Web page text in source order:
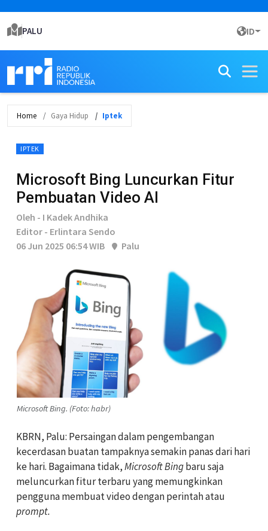
PALU ID
Home Gaya Hidup Iptek
IPTEK
Microsoft Bing Luncurkan Fitur
Pembuatan Video AI
Oleh - I Kadek Andhika
Editor - Erlintara Sendo
06 Jun 2025 06:54 WIB
Palu
Microsoft Bing. (Foto: habr)
KBRN, Palu: Persaingan dalam pengembangan
kecerdasan buatan tampaknya semakin panas dari hari
ke hari. Bagaimana tidak,Microsoft Bingbaru saja
meluncurkan fitur terbaru yang memungkinkan
pengguna membuat video dengan perintah atau
prompt.